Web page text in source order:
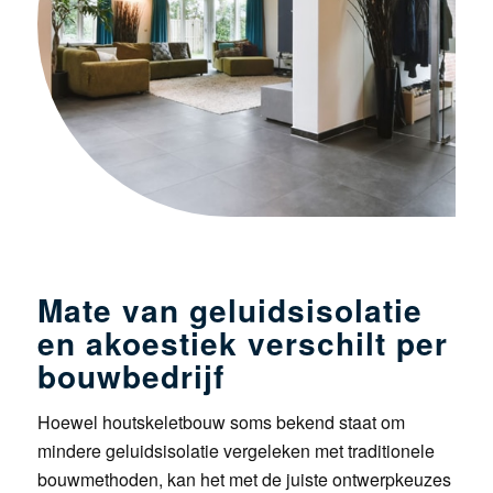
Mate van geluidsisolatie
en akoestiek verschilt per
bouwbedrijf
Hoewel houtskeletbouw soms bekend staat om
mindere geluidsisolatie vergeleken met traditionele
bouwmethoden, kan het met de juiste ontwerpkeuzes